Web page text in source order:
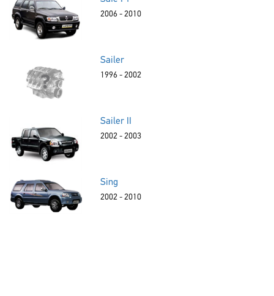
2006 - 2010
Sailer
1996 - 2002
Sailer II
2002 - 2003
Sing
2002 - 2010